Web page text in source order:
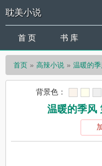
耽美小说
首 页 书 库
首页 高辣小说 温暖的
背景色：
温暖的季风